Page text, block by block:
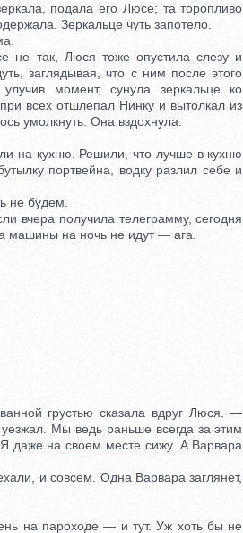
подала его Люсе; та торопливо
Зеркальце чуть запотело.
не так, Люся тоже опустила слезу и
заглядывая, что с ним после этого
момент, сунула зеркальце ко
всех отшлепал Нинку и вытолкал из
умолкнуть. Она вздохнула:
на кухню. Решили, что лучше в кухню
портвейна, водку разлил себе и
не будем.
получила телеграмму, сегодня
машины на ночь не идут — ага.
грустью сказала вдруг Люся. —
Мы ведь раньше всегда за этим
даже на своем месте сижу. А Варвара
и совсем. Одна Варвара заглянет,
на пароходе — и тут. Уж хоть бы не